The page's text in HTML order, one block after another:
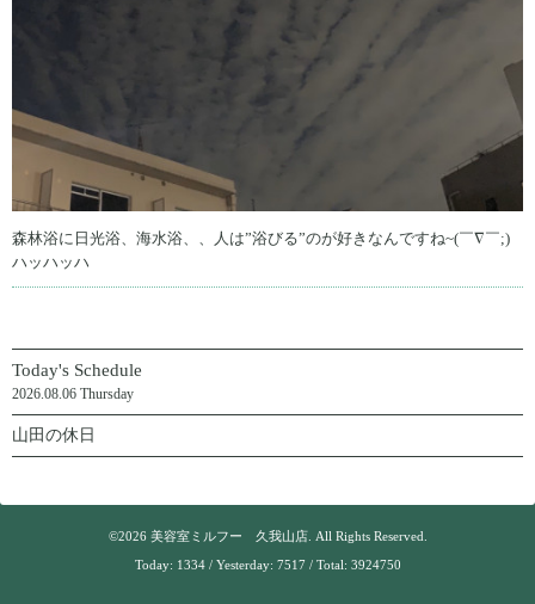
森林浴に日光浴、海水浴、、人は”浴びる”のが好きなんですね~(￣∇￣;)
ハッハッハ
Today's Schedule
2026.08.06 Thursday
山田の休日
©2026 美容室ミルフー 久我山店. All Rights Reserved.
Today: 1334/ Yesterday: 7517/ Total: 3924750